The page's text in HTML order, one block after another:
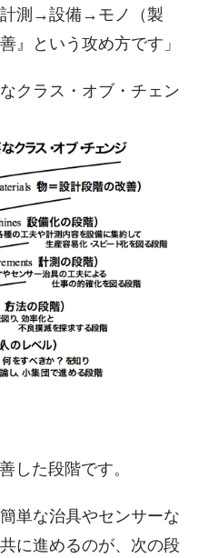
測→設備→モノ（製
』という攻め方です」
クラス・オブ・チェン
した段階です。
単な治具やセンサーな
に進めるのが、次の段